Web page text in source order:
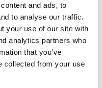
and ads, to
to analyse our traffic.
your use of our site with
analytics partners who
that you’ve
collected from your use